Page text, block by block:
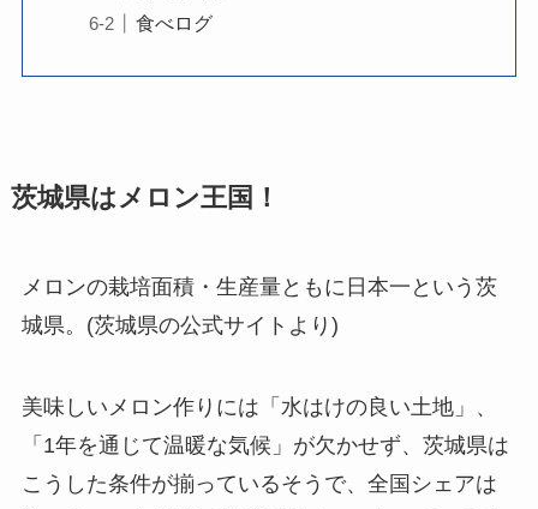
食べログ
茨城県はメロン王国！
メロンの栽培面積・生産量ともに日本一という茨
城県。(茨城県の公式サイトより)
美味しいメロン作りには「水はけの良い土地」、
「1年を通じて温暖な気候」が欠かせず、茨城県は
こうした条件が揃っているそうで、全国シェアは